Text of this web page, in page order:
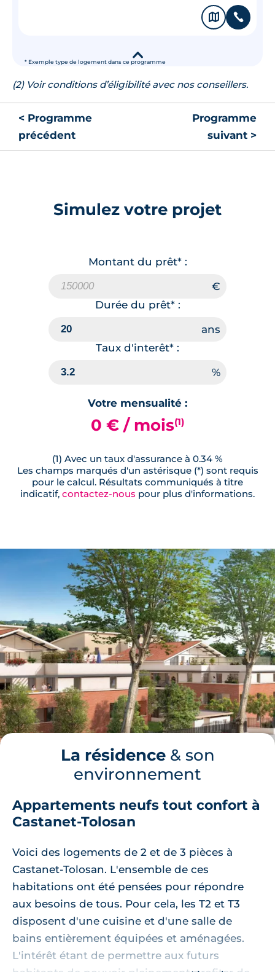
* Exemple type de logement dans ce programme
🗞 📞
▾
(2) Voir conditions d’éligibilité avec nos conseillers.
< Programme
précédent
Programme
suivant >
Simulez votre projet
Montant du prêt* :
Durée du prêt* :
Taux d'interêt* :
Votre mensualité :
0 € / mois(1)
(1) Avec un taux d'assurance à 0.34 %
Les champs marqués d'un astérisque (*) sont requis
pour le calcul. Résultats communiqués à titre
indicatif, contactez-nous pour plus d'informations.
La résidence& son
environnement
Appartements neufs tout confort à
Castanet-Tolosan
Voici des logements de 2 et de 3 pièces à
Castanet-Tolosan. L'ensemble de ces
habitations ont été pensées pour répondre
aux besoins de tous. Pour cela, les T2 et T3
disposent d'une cuisine et d'une salle de
bains entièrement équipées et aménagées.
L'intérêt étant de permettre aux futurs